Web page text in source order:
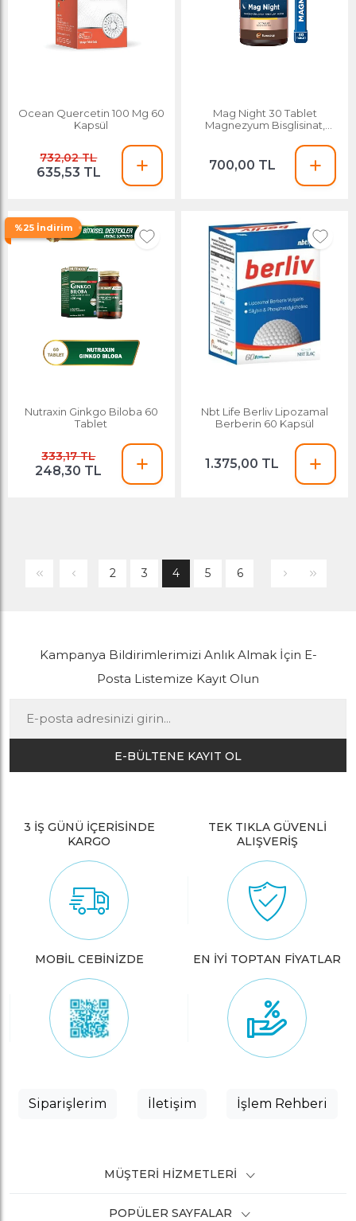
Ocean Quercetin 100 Mg 60
Kapsül
732,02 TL
635,53 TL
Mag Night 30 Tablet
Magnezyum Bisglisinat,
Vitamini- Akşam
Magnezyumu
700,00 TL
%25 İndirim
Nutraxin Ginkgo Biloba 60
Tablet
333,17 TL
248,30 TL
Nbt Life Berliv Lipozamal
Berberin 60 Kapsül
1.375,00 TL
2 3 4 5 6
Kampanya Bildirimlerimizi Anlık Almak İçin E-
Posta Listemize Kayıt Olun
E-BÜLTENE KAYIT OL
3 İŞ GÜNÜ İÇERİSİNDE
KARGO
TEK TIKLA GÜVENLİ
ALIŞVERİŞ
MOBİL CEBİNİZDE EN İYİ TOPTAN FİYATLAR
Siparişlerim İletişim İşlem Rehberi
MÜŞTERI HIZMETLERI
POPÜLER SAYFALAR